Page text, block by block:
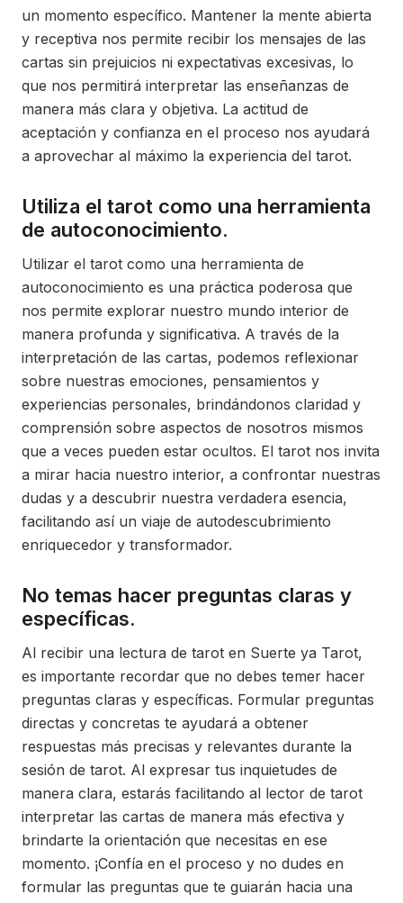
un momento específico. Mantener la mente abierta
y receptiva nos permite recibir los mensajes de las
cartas sin prejuicios ni expectativas excesivas, lo
que nos permitirá interpretar las enseñanzas de
manera más clara y objetiva. La actitud de
aceptación y confianza en el proceso nos ayudará
a aprovechar al máximo la experiencia del tarot.
Utiliza el tarot como una herramienta
de autoconocimiento.
Utilizar el tarot como una herramienta de
autoconocimiento es una práctica poderosa que
nos permite explorar nuestro mundo interior de
manera profunda y significativa. A través de la
interpretación de las cartas, podemos reflexionar
sobre nuestras emociones, pensamientos y
experiencias personales, brindándonos claridad y
comprensión sobre aspectos de nosotros mismos
que a veces pueden estar ocultos. El tarot nos invita
a mirar hacia nuestro interior, a confrontar nuestras
dudas y a descubrir nuestra verdadera esencia,
facilitando así un viaje de autodescubrimiento
enriquecedor y transformador.
No temas hacer preguntas claras y
específicas.
Al recibir una lectura de tarot en Suerte ya Tarot,
es importante recordar que no debes temer hacer
preguntas claras y específicas. Formular preguntas
directas y concretas te ayudará a obtener
respuestas más precisas y relevantes durante la
sesión de tarot. Al expresar tus inquietudes de
manera clara, estarás facilitando al lector de tarot
interpretar las cartas de manera más efectiva y
brindarte la orientación que necesitas en ese
momento. ¡Confía en el proceso y no dudes en
formular las preguntas que te guiarán hacia una